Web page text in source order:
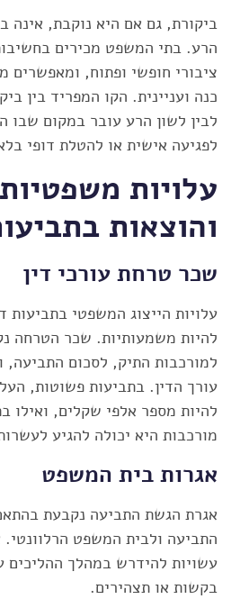
ביקורת, גם אם היא נוקבת, אינה
הרע. בתי המשפט מכירים
ציבורי חופשי ופתוח, ומאפשרים
כנה ועניינית. הקו המפריד בין
לבין לשון הרע עובר במקום שבו
לפגיעה אישית או להטלת דופי
עלויות משפטיות
והוצאות
שכר טרחת עורכי דין
עלויות הייצוג המשפטי בתביעות
להיות משמעותיות. שכר הטרחה
למורכבות התיק, לסכום התביעה,
עורך הדין. בתביעות פשוטות,
להיות מספר אלפי שקלים, ואילו
מורכבות היא יכולה להגיע
אגרות בית המשפט
אגרת הגשת התביעה נקבעת
התביעה ולבית המשפט הרלוונטי.
עשויות להידרש במהלך ההליכים
בקשות או תצהירים.